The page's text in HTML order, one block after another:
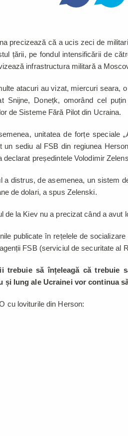
precizează că a ucis zeci de
țării, pe fondul intensificării de
infrastructura militară a
atacuri au vizat, miercuri seara,
Snijne, Donețk, omorând cel
de Sisteme Fără Pilot din Ucraina.
unitatea de forțe speciale
un sediu al FSB din regiunea
declarat președintele Volodimir
a distrus, de asemenea, un sistem
de dolari, a spus Zelenski.
de la Kiev nu a precizat când a avut
publicate în rețelele de
FSB (serviciul de securitate al
trebuie să înțeleagă că trebuie
și lung ale Ucrainei vor continua
cu loviturile din Herson: